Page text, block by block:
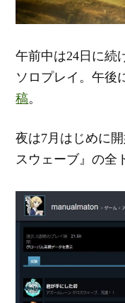
午前中は24日に続
ソロプレイ。午後
稿。
夜は7月はじめに
スウェーブ』の全